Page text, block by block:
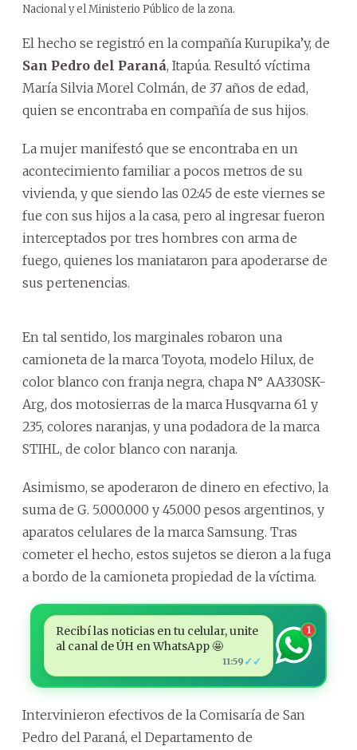
Nacional y el Ministerio Público de la zona.
El hecho se registró en la compañía Kurupika’y, de
San Pedro del Paraná, Itapúa. Resultó víctima
María Silvia Morel Colmán, de 37 años de edad,
quien se encontraba en compañía de sus hijos.
La mujer manifestó que se encontraba en un
acontecimiento familiar a pocos metros de su
vivienda, y que siendo las 02:45 de este viernes se
fue con sus hijos a la casa, pero al ingresar fueron
interceptados por tres hombres con arma de
fuego, quienes los maniataron para apoderarse de
sus pertenencias.
En tal sentido, los marginales robaron una
camioneta de la marca Toyota, modelo Hilux, de
color blanco con franja negra, chapa N° AA330SK-
Arg, dos motosierras de la marca Husqvarna 61 y
235, colores naranjas, y una podadora de la marca
STIHL, de color blanco con naranja.
Asimismo, se apoderaron de dinero en efectivo, la
suma de G. 5.000.000 y 45.000 pesos argentinos, y
aparatos celulares de la marca Samsung. Tras
cometer el hecho, estos sujetos se dieron a la fuga
a bordo de la camioneta propiedad de la víctima.
Recibí las noticias en tu celular, unite
al canal de ÚH en WhatsApp 🤩
11:59 ✓✓
1
Intervinieron efectivos de la Comisaría de San
Pedro del Paraná, el Departamento de